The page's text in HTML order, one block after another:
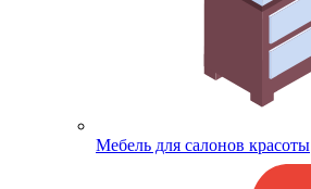
Мебель для салонов красоты